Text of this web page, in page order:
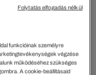
funkcióinak személyre
végzése
működéséhez szükséges
A cookie-beállításaid
Folytatás elfogadás nélkül